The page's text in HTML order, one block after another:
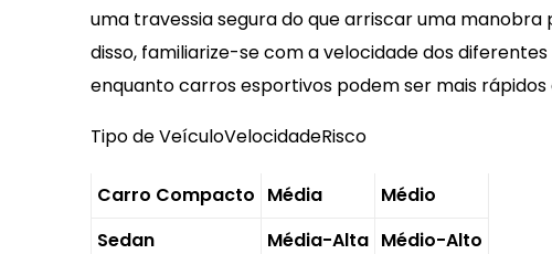
uma travessia segura do que arriscar uma
disso, familiarize-se com a velocidade dos
enquanto carros esportivos podem ser mais
Tipo de VeículoVelocidadeRisco
Carro Compacto Média
Médio
Sedan
Média-Alta Médio-Alto